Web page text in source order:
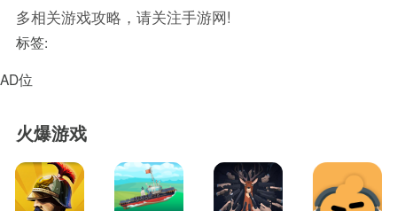
多相关游戏攻略，请关注手游网!
标签:
AD位
火爆游戏